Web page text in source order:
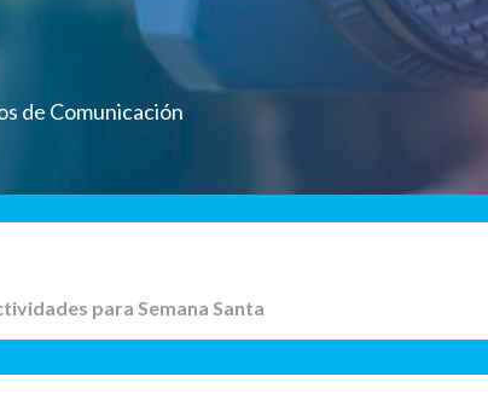
de Comunicación
para Semana Santa